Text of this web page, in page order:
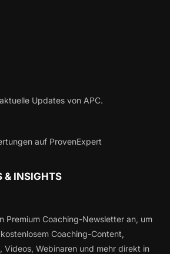
Updates von APC.
auf ProvenExpert
& INSIGHTS
Premium Coaching-Newsletter an, um
Coaching-Content,
Videos, Webinaren und mehr direkt in